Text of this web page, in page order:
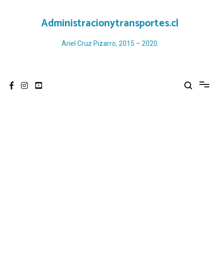
Administracionytransportes.cl
Ariel Cruz Pizarro, 2015 – 2020